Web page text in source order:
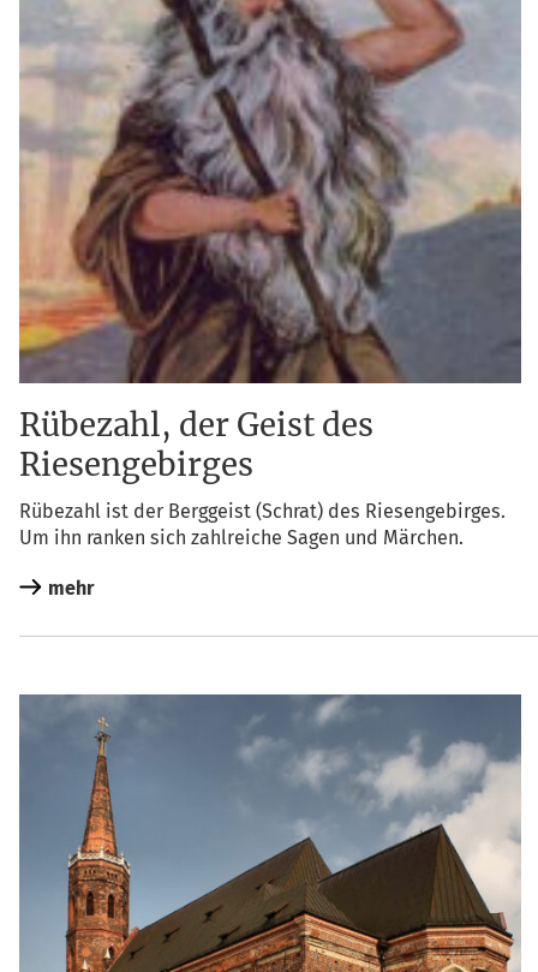
Rübezahl, der Geist des
Riesengebirges
Rübe­zahl ist der Berg­geist (Schrat) des Rie­sen­ge­bir­ges.
Um ihn ran­ken sich zahl­rei­che Sagen und Märchen.
mehr